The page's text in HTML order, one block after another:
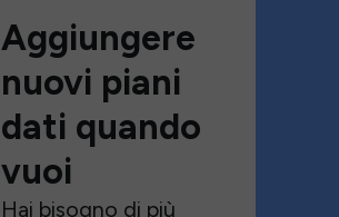
Aggiungere
nuovi piani
dati quando
vuoi
Hai bisogno di più